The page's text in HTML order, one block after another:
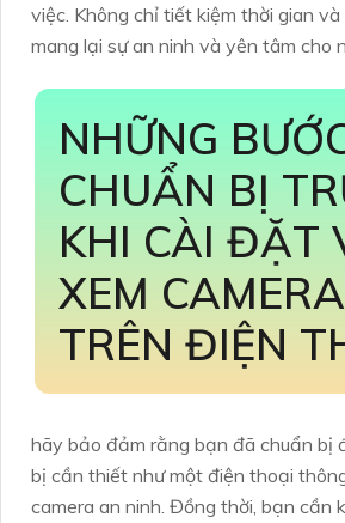
việc. Không chỉ tiết kiệm thời gian và
mang lại sự an ninh và yên tâm cho
NHỮNG
CHUẨN BỊ
KHI CÀI ĐẶT
XEM CAMERA
TRÊN ĐIỆN
hãy bảo đảm rằng bạn đã chuẩn bị
bị cần thiết như một điện thoại
camera an ninh. Đồng thời, bạn cần